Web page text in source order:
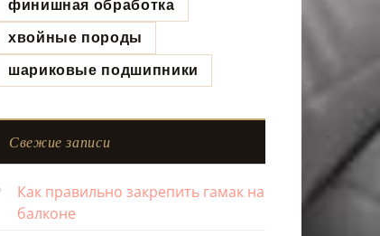
финишная обработка
хвойные породы
шариковые подшипники
Свежие записи
Как правильно закрепить гамак на
балконе